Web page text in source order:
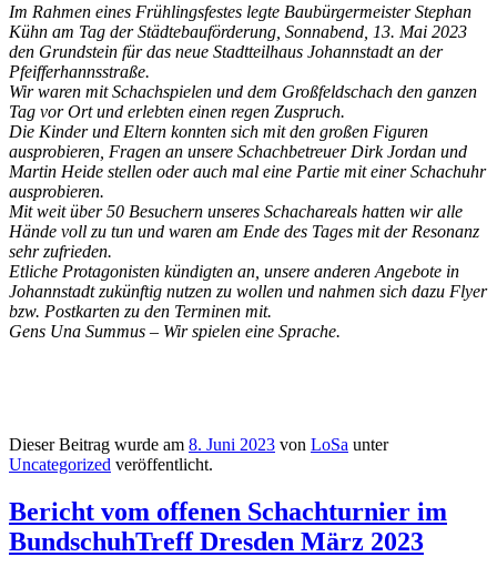
Im Rahmen eines Frühlingsfestes legte Baubürgermeister Stephan
Kühn am Tag der Städtebauförderung, Sonnabend, 13. Mai 2023
den Grundstein für das neue Stadtteilhaus Johannstadt an der
Pfeifferhannsstraße.
Wir waren mit Schachspielen und dem Großfeldschach den ganzen
Tag vor Ort und erlebten einen regen Zuspruch.
Die Kinder und Eltern konnten sich mit den großen Figuren
ausprobieren, Fragen an unsere Schachbetreuer Dirk Jordan und
Martin Heide stellen oder auch mal eine Partie mit einer Schachuhr
ausprobieren.
Mit weit über 50 Besuchern unseres Schachareals hatten wir alle
Hände voll zu tun und waren am Ende des Tages mit der Resonanz
sehr zufrieden.
Etliche Protagonisten kündigten an, unsere anderen Angebote in
Johannstadt zukünftig nutzen zu wollen und nahmen sich dazu Flyer
bzw. Postkarten zu den Terminen mit.
Gens Una Summus – Wir spielen eine Sprache.
Dieser Beitrag wurde am 8. Juni 2023 von LoSa unter
Uncategorized veröffentlicht.
Bericht vom offenen Schachturnier im
BundschuhTreff Dresden März 2023